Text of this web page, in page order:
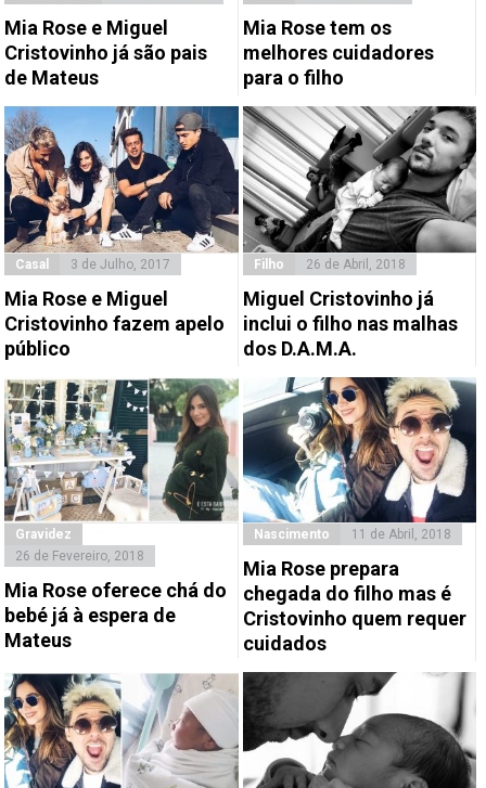
Mia Rose e Miguel
Cristovinho já são pais
de Mateus
Mia Rose tem os
melhores cuidadores
para o filho
Casal 3 de Julho, 2017
Mia Rose e Miguel
Cristovinho fazem apelo
público
Filho 26 de Abril, 2018
Miguel Cristovinho já
inclui o filho nas malhas
dos D.A.M.A.
Gravidez
26 de Fevereiro, 2018
Mia Rose oferece chá do
bebé já à espera de
Mateus
Nascimento 11 de Abril, 2018
Mia Rose prepara
chegada do filho mas é
Cristovinho quem requer
cuidados